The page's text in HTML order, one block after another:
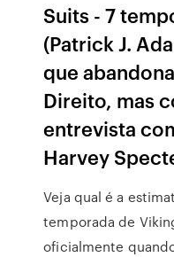
Suits - 7
(Patrick J.
que
Direito, mas
entrevista
Harvey
Veja qual é a
temporada de
oficialmente